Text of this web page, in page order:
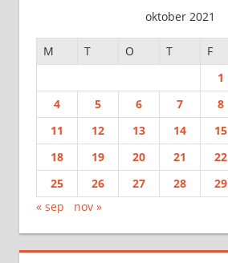
oktober 2021
M T O T F
1
4
5 6 7 8
11
12 13 14 15
18
19 20 21 22
25
26 27 28 29
« sep
nov »